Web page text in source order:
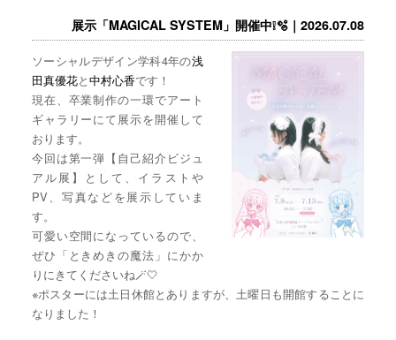
展示「MAGICAL SYSTEM」開催中❕🫧｜2026.07.08
ソーシャルデザイン学科4年の浅
田真優花と中村心香です！
現在、卒業制作の一環でアート
ギャラリーにて展示を開催して
おります。
今回は第一弾【自己紹介ビジュ
アル展】として、イラストや
PV、写真などを展示していま
す。
可愛い空間になっているので、
ぜひ「ときめきの魔法」にかか
りにきてくださいね🪄🤍
※ポスターには土日休館とありますが、土曜日も開館することに
なりました！